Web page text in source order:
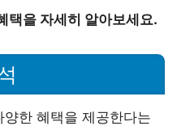
택을 자세히 알아보세요.
한 혜택을 제공한다는